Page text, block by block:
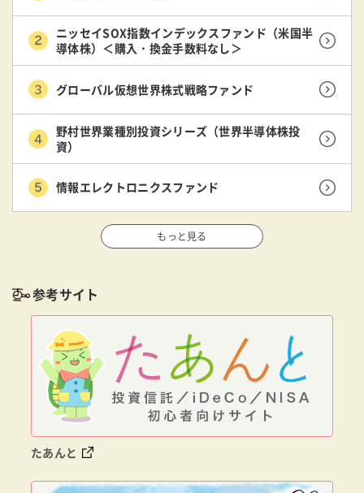
ニッセイSOX指数インデックスファンド（米国半
導体株）＜購入・換金手数料なし＞
グローバル仮想世界株式戦略ファンド
野村世界業種別投資シリーズ（世界半導体株投
資）
情報エレクトロニクスファンド
もっと見る
参考サイト
たあんと